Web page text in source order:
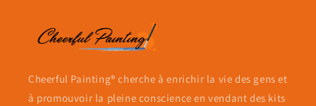
Cheerful Painting® cherche à enrichir la vie des gens et
à promouvoir la pleine conscience en vendant des kits